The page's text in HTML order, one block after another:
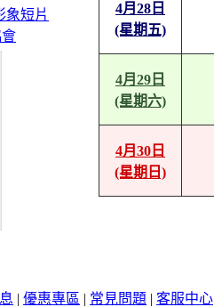
4月28日
(星期五)
4月29日
(星期六)
4月30日
(星期日)
| 優惠專區 | 常見問題 | 客服中心